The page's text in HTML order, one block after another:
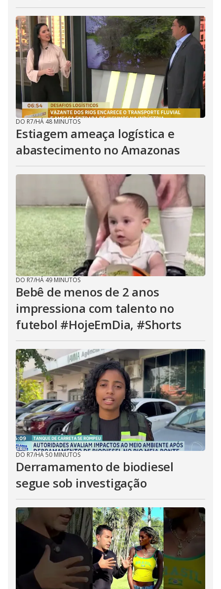
DO R7/HÁ 48 MINUTOS
Estiagem ameaça logística e
abastecimento no Amazonas
DO R7/HÁ 49 MINUTOS
Bebê de menos de 2 anos
impressiona com talento no
futebol #HojeEmDia, #Shorts
DO R7/HÁ 50 MINUTOS
Derramamento de biodiesel
segue sob investigação